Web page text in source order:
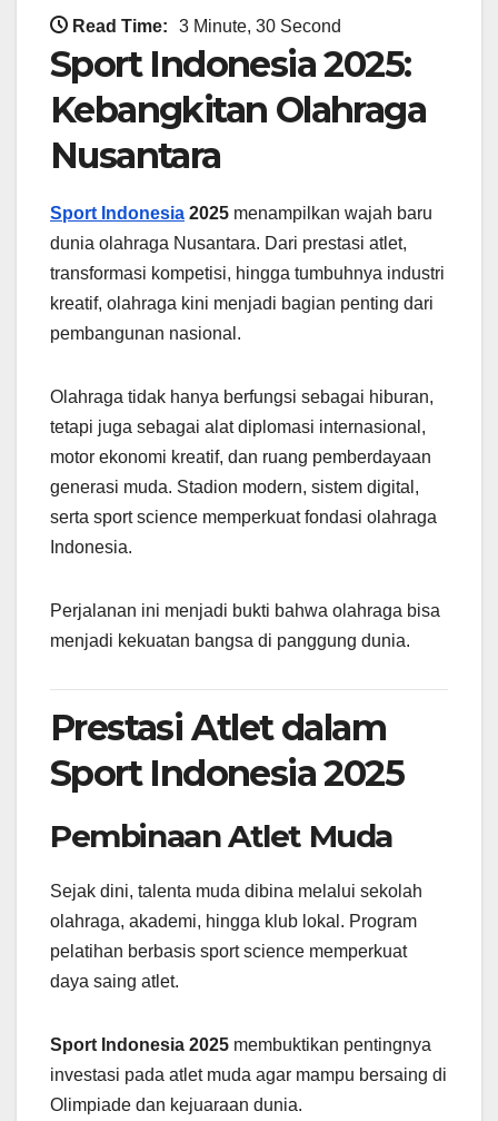
Read Time: 3 Minute, 30 Second
Sport Indonesia 2025:
Kebangkitan Olahraga
Nusantara
Sport Indonesia 2025 menampilkan wajah baru
dunia olahraga Nusantara. Dari prestasi atlet,
transformasi kompetisi, hingga tumbuhnya industri
kreatif, olahraga kini menjadi bagian penting dari
pembangunan nasional.
Olahraga tidak hanya berfungsi sebagai hiburan,
tetapi juga sebagai alat diplomasi internasional,
motor ekonomi kreatif, dan ruang pemberdayaan
generasi muda. Stadion modern, sistem digital,
serta sport science memperkuat fondasi olahraga
Indonesia.
Perjalanan ini menjadi bukti bahwa olahraga bisa
menjadi kekuatan bangsa di panggung dunia.
Prestasi Atlet dalam
Sport Indonesia 2025
Pembinaan Atlet Muda
Sejak dini, talenta muda dibina melalui sekolah
olahraga, akademi, hingga klub lokal. Program
pelatihan berbasis sport science memperkuat
daya saing atlet.
Sport Indonesia 2025 membuktikan pentingnya
investasi pada atlet muda agar mampu bersaing di
Olimpiade dan kejuaraan dunia.